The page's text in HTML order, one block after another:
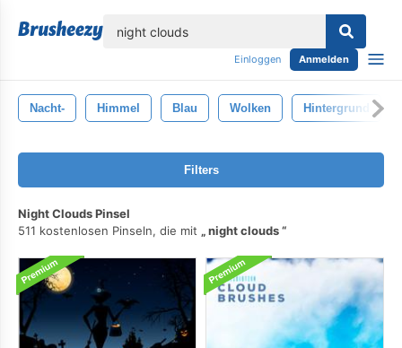
Einloggen Anmelden
Nacht- Himmel Blau Wolken Hintergrund
Filters
Night Clouds Pinsel
511 kostenlosen Pinseln, die mit
night clouds